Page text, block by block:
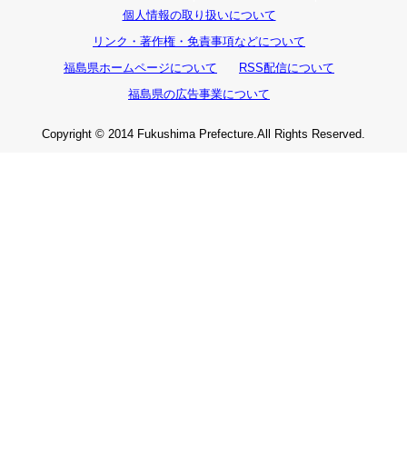
個人情報の取り扱いについて
リンク・著作権・免責事項などについて
福島県ホームページについて
RSS配信について
福島県の広告事業について
Copyright © 2014 Fukushima Prefecture.All Rights Reserved.